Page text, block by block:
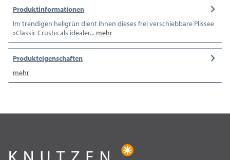
Produktinformationen
Im trendigen hellgrün dient Ihnen dieses frei verschiebbare Plissee
»Classic Crush« als idealer... mehr
Produkteigenschaften
mehr